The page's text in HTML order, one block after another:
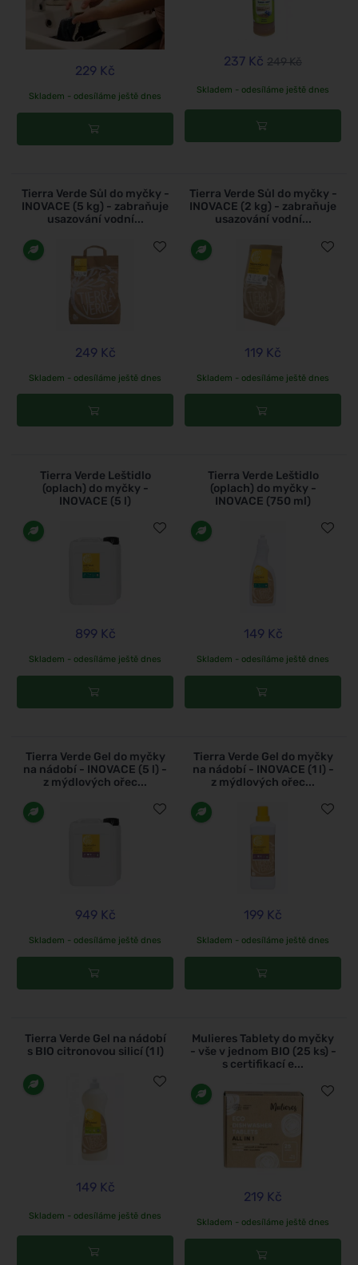
229 Kč
Skladem - odesíláme ještě dnes
237 Kč 249 Kč
Skladem - odesíláme ještě dnes
Tierra Verde Sůl do myčky -
INOVACE (5 kg) - zabraňuje
usazování vodní...
249 Kč
Skladem - odesíláme ještě dnes
Tierra Verde Sůl do myčky -
INOVACE (2 kg) - zabraňuje
usazování vodní...
119 Kč
Skladem - odesíláme ještě dnes
Tierra Verde Leštidlo
(oplach) do myčky -
INOVACE (5 l)
899 Kč
Skladem - odesíláme ještě dnes
Tierra Verde Leštidlo
(oplach) do myčky -
INOVACE (750 ml)
149 Kč
Skladem - odesíláme ještě dnes
Tierra Verde Gel do myčky
na nádobí - INOVACE (5 l) -
z mýdlových ořec...
949 Kč
Skladem - odesíláme ještě dnes
Tierra Verde Gel do myčky
na nádobí - INOVACE (1 l) -
z mýdlových ořec...
199 Kč
Skladem - odesíláme ještě dnes
Tierra Verde Gel na nádobí
s BIO citronovou silicí (1 l)
149 Kč
Skladem - odesíláme ještě dnes
Mulieres Tablety do myčky
- vše v jednom BIO (25 ks) -
s certifikací e...
219 Kč
Skladem - odesíláme ještě dnes